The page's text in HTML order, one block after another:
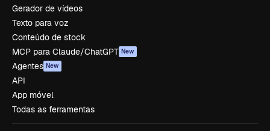
Gerador de vídeos
Texto para voz
Conteúdo de stock
MCP para Claude/ChatGPT New
Agentes New
API
App móvel
Todas as ferramentas